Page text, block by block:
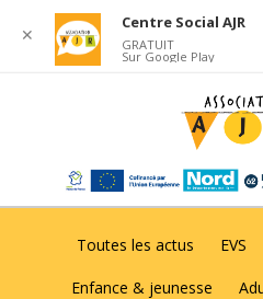
Toutes les actus EVS
Enfance & jeunesse
✕
Centre Social AJR
GRATUIT
Sur Google Play